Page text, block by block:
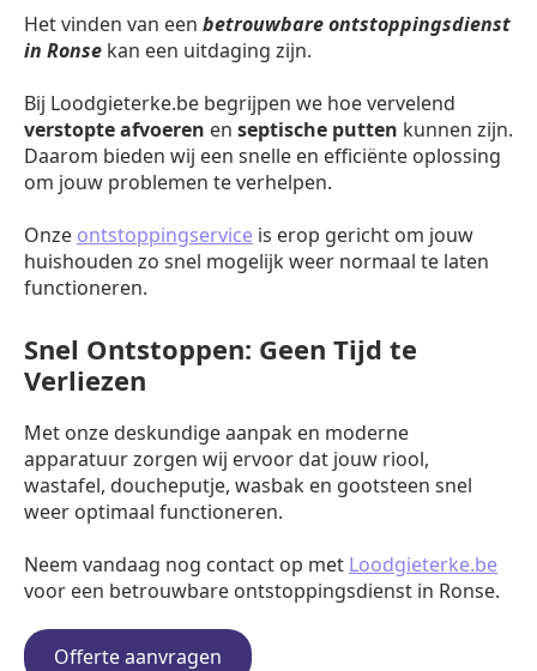
Het vinden van een betrouwbare ontstoppingsdienst
in Ronse kan een uitdaging zijn.
Bij Loodgieterke.be begrijpen we hoe vervelend
verstopte afvoeren en septische putten kunnen zijn.
Daarom bieden wij een snelle en efficiënte oplossing
om jouw problemen te verhelpen.
Onze ontstoppingservice is erop gericht om jouw
huishouden zo snel mogelijk weer normaal te laten
functioneren.
Snel Ontstoppen: Geen Tijd te
Verliezen
Met onze deskundige aanpak en moderne
apparatuur zorgen wij ervoor dat jouw riool,
wastafel, doucheputje, wasbak en gootsteen snel
weer optimaal functioneren.
Neem vandaag nog contact op met Loodgieterke.be
voor een betrouwbare ontstoppingsdienst in Ronse.
Offerte aanvragen